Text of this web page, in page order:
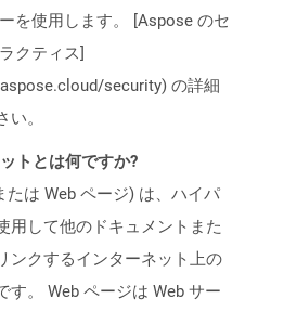
を使用します。 [Aspose のセ
クティス]
security) の詳細
い。
トとは何ですか?
たは Web ページ) は、ハイパ
用して他のドキュメントまた
ンクするインターネット上の
す。 Web ページは Web サー